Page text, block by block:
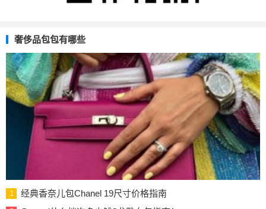
奢侈品包包有哪些
1 经典香奈儿包Chanel 19尺寸价格指南